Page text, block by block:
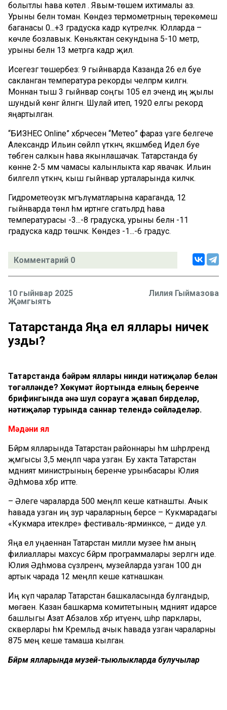
болытлы һава көтелә . Явым-төшем ихтималы аз.
Урыны белән томан. Көндез термометрның терекөмеш
баганасы 0...+3 градуска кадәр күтәреләчәк. Юлларда –
көчле бозлавык. Көньяктан секундына 5-10 метр,
урыны белән 13 метрга кадәр җил.
Исегезгә төшерәбез: 9 гыйнварда Казанда 26 ел буе
сакланган температура рекорды челпәрәмә килгән.
Моннан тыш 3 гыйнвар соңгы 105 ел эчендә иң җылы
шундый көнгә әйләнгән. Шулай итеп, 1920 елгы рекорд
яңартылган.
“БИЗНЕС Online” хәбәрчесенә “Метео” фараз үзәге белгече
Александр Ильин сөйләп үткәнчә, якшәмбедә Идел буе
төбәгенә салкын һава якынлашачак. Татарстанда бу
көнне 2-5 мм чамасы калынлыкта кар явачак. Ильин
билгеләп үткәнчә, кыш гыйнвар урталарында киләчәк.
Гидрометеоүзәк мәгълүматларына караганда, 12
гыйнварда төнлә һәм иртәнге сәгатьләрдә һава
температурасы -3...-8 градуска, урыны белән -11
градуска кадәр төшәчәк. Көндез -1...-6 градус.
Комментарий 0
10 гыйнвар 2025
Җәмгыять
Лилия Гыймазова
Татарстанда Яңа ел яллары ничек
узды?
Татарстанда бәйрәм яллары нинди нәтиҗәләр белән
төгәлләнде? Хөкүмәт йортында елның беренче
брифингында әнә шул сорауга җавап бирделәр,
нәтиҗәләр турында саннар телендә сөйләделәр.
Мәдәни ял
Бәйрәм ялларында Татарстан районнары һәм шәһәрләрендә
җәмгысы 3,5 меңләп чара узган. Бу хакта Татарстан
мәдәният министрының беренче урынбасары Юлия
Әдһәмова хәбәр итте.
– Әлеге чараларда 500 меңләп кеше катнашты. Ачык
һавада узган иң зур чараларның берсе – Кукмарадагы
«Кукмара итекләре» фестиваль-ярминкәсе, – диде ул.
Яңа ел уңаеннан Татарстан милли музее һәм аның
филиаллары махсус бәйрәм программалары әзерләгән иде.
Юлия Әдһәмова сүзләренчә, музейларда узган 100 дән
артык чарада 12 меңләп кеше катнашкан.
Иң күп чаралар Татарстан башкаласында булгандыр,
мөгаен. Казан башкарма комитетының мәдәният идарәсе
башлыгы Азат Абзалов хәбәр итүенчә, шәһәр парклары,
скверлары һәм Кремльдә ачык һавада узган чараларны
875 мең кеше тамаша кылган.
Бәйрәм ялларында музей-тыюлыкларда булучылар